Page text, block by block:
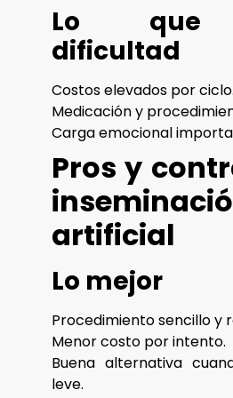
Lo que
dificultad
Costos elevados por ciclo.
Medicación y
Carga emocional
Pros y
artificial
Lo mejor
Procedimiento sencillo y
Menor costo por intento.
Buena alternativa
leve.